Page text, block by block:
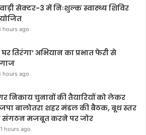
सेक्टर-3 में निःशुल्क स्वास्थ्य शिविर
hours ago
तिरंगा’ अभियान का प्रभात फेरी से
hours ago
निकाय चुनावों की तैयारियों को लेकर
बालोतरा शहर मंडल की बैठक, बूथ स्तर
संगठन मजबूत करने पर जोर
hours ago